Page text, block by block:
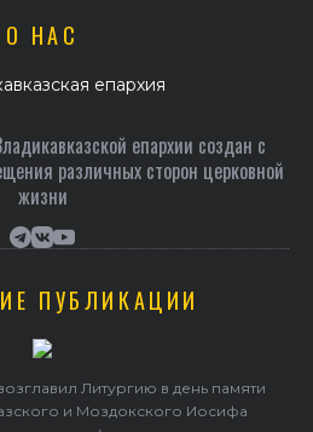
О НАС
епархии создан c
различных сторон церковной
жизни
ПУБЛИКАЦИИ
Литургию в день памяти
и Моздокского Иосифа